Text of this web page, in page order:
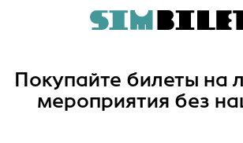
Покупайте билеты на
мероприятия без